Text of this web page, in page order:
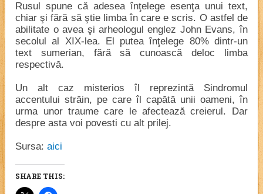
Rusul spune că adesea înţelege esenţa unui text,
chiar şi fără să ştie limba în care e scris. O astfel de
abilitate o avea şi arheologul englez John Evans, în
secolul al XIX-lea. El putea înţelege 80% dintr-un
text sumerian, fără să cunoască deloc limba
respectivă.
Un alt caz misterios îl reprezintă Sindromul
accentului străin, pe care îl capătă unii oameni, în
urma unor traume care le afectează creierul. Dar
despre asta voi povesti cu alt prilej.
Sursa:aici
SHARE THIS: